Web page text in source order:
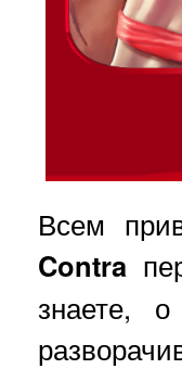
Всем
Contra
знаете,